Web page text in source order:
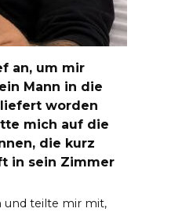
an, um mir
Mann in die
worden
mich auf die
die kurz
in sein Zimmer
und teilte mir mit,